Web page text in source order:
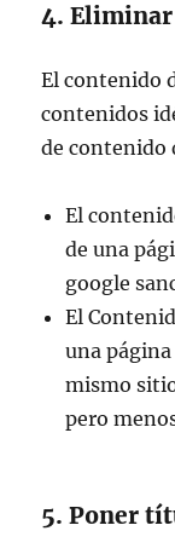
4.
El contenido
contenidos
de contenido
El
de una
google
El
una
mismo
pero
5. Poner